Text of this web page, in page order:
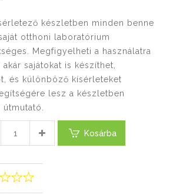
készletben minden benne
otthoni laboratórium
Megfigyelheti a használatra
sajátokat is készíthet,
és különböző kísérleteket
lesz a készletben
Kosárba